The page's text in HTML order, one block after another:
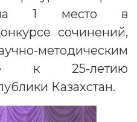
1 место в
сочинений,
методическим
к 25-летию
Казахстан.